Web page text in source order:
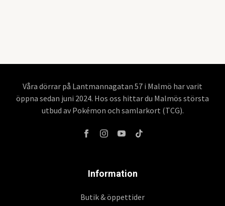
Våra dörrar på Lantmannagatan 57 i Malmö har varit
öppna sedan juni 2024. Hos oss hittar du Malmös största
utbud av Pokémon och samlarkort (TCG).
Information
Butik & öppettider